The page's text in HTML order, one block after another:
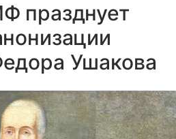
празднует
Ушакова